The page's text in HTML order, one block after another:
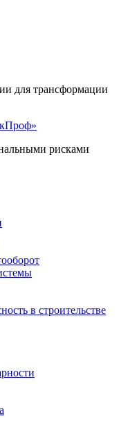
для трансформации
рисками
в строительстве